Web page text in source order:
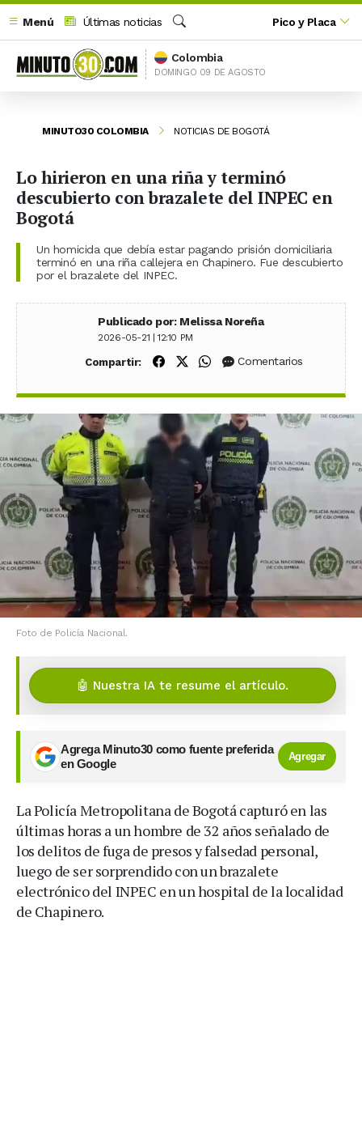
Menú
Últimas noticias
Buscar
Pico y Placa
Colombia
DOMINGO 09 DE AGOSTO
MINUTO30 COLOMBIA NOTICIAS DE BOGOTÁ
Lo hirieron en una riña y terminó
descubierto con brazalete del INPEC en
Bogotá
Un homicida que debía estar pagando prisión domiciliaria
terminó en una riña callejera en Chapinero. Fue descubierto
por el brazalete del INPEC.
Publicado por: Melissa Noreña
2026-05-21 | 12:10 PM
Compartir: Compartir en Facebook
Compartir en X (Twitter)
Compartir en WhatsApp
Comentarios
Foto de Policía Nacional.
🤖 Nuestra IA te resume el artículo.
Agrega Minuto30 como fuente preferida
en Google
Agregar
La Policía Metropolitana de Bogotá capturó en las
últimas horas a un hombre de 32 años señalado de
los delitos de fuga de presos y falsedad personal,
luego de ser sorprendido con un brazalete
electrónico del INPEC en un hospital de la localidad
de Chapinero.